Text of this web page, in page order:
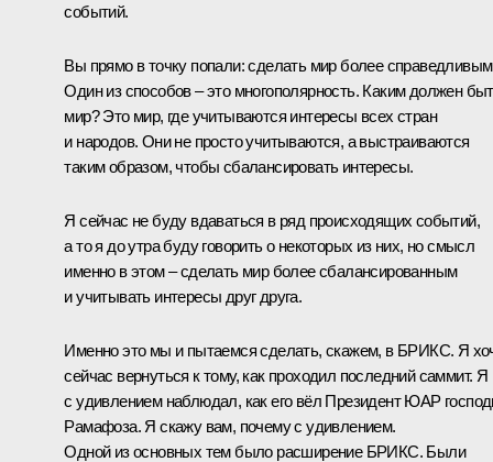
событий.
Вы прямо в точку попали: сделать мир более
Один из способов – это многополярность. Каким должен
мир? Это мир, где учитываются интересы всех стран
и народов. Они не просто учитываются, а выстраиваются
таким образом, чтобы сбалансировать интересы.
Я сейчас не буду вдаваться в ряд происходящих событий,
а то я до утра буду говорить о некоторых из них, но смысл
именно в этом – сделать мир более сбалансированным
и учитывать интересы друг друга.
Именно это мы и пытаемся сделать, скажем, в БРИКС. Я
сейчас вернуться к тому, как проходил последний саммит. Я
с удивлением наблюдал, как его вёл Президент ЮАР
Рамафоза. Я скажу вам, почему с удивлением.
Одной из основных тем было расширение БРИКС. Были